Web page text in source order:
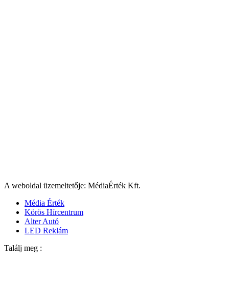
A weboldal üzemeltetője: MédiaÉrték Kft.
Média Érték
Körös Hírcentrum
Alter Autó
LED Reklám
Találj meg :